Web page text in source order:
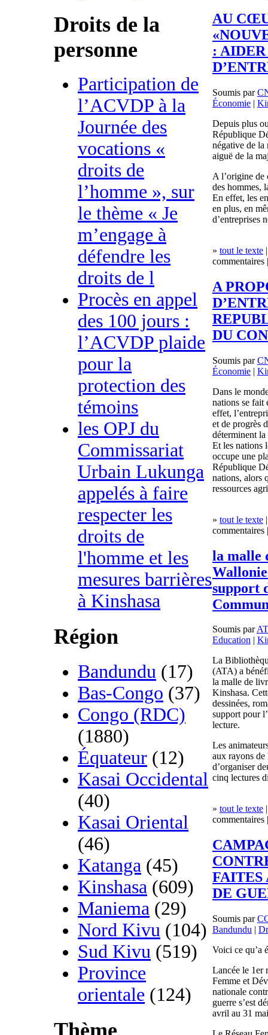
Droits de la
personne
Participation de
l’ACVDP à la
Journée des
vocations «
droits de
l’homme », sur
le thème « Je
m’engage à
défendre les
droits de l
Procès en appel
des 100 jours :
l’ACVDP plaide
pour la
protection des
témoins
les OPJ du
Commissariat
Urbain Lukunga
appelés à faire
respecter les
droits de
l'homme et les
mesures barrières
à Kinshasa
Région
Bandundu (17)
Bas-Congo (37)
Congo (RDC)
(1880)
Équateur (12)
Kasai Occidental
(40)
Kasai Oriental
(46)
Katanga (45)
Kinshasa (609)
Maniema (29)
Nord Kivu (104)
Sud Kivu (519)
Province
orientale (124)
AU
:
Soumis par
Économie |
Depuis plus
République
négative de la
aiguë de la
A l’origine de
des hommes,
En effet, les
en plus, en
d’entreprises
» tout le texte
commentaires
A
DU
Soumis par
Économie |
Dans le
nations se fait
effet,
et de progrès
déterminent la
Et les nations
occupe une
République
nations, alors
ressources
» tout le texte
commentaires
la malle
support
Soumis par
Education |
La
(ATA) a
la malle de
Kinshasa.
dessinées,
support pour
lecture.
Les
aux rayons de
d’organiser
cinq lectures
» tout le texte
commentaires
FAITES
DE
Soumis par
Bandundu |
Voici ce qu’a
Lancée le 1er
Femme et
nationale
guerre s’est
avril au 31